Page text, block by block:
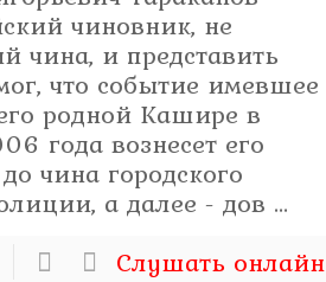
чиновник, не
чина, и представить
что событие имевшее
родной Кашире в
года вознесет его
чина городского
а далее - дов ...
Слушать онлайн